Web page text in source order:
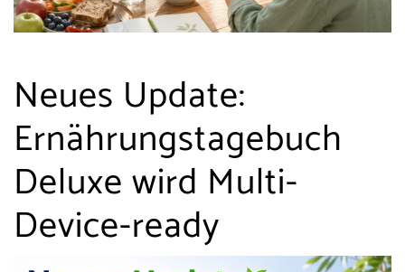
Neues Update:
Ernährungstagebuch
Deluxe wird Multi-
Device-ready